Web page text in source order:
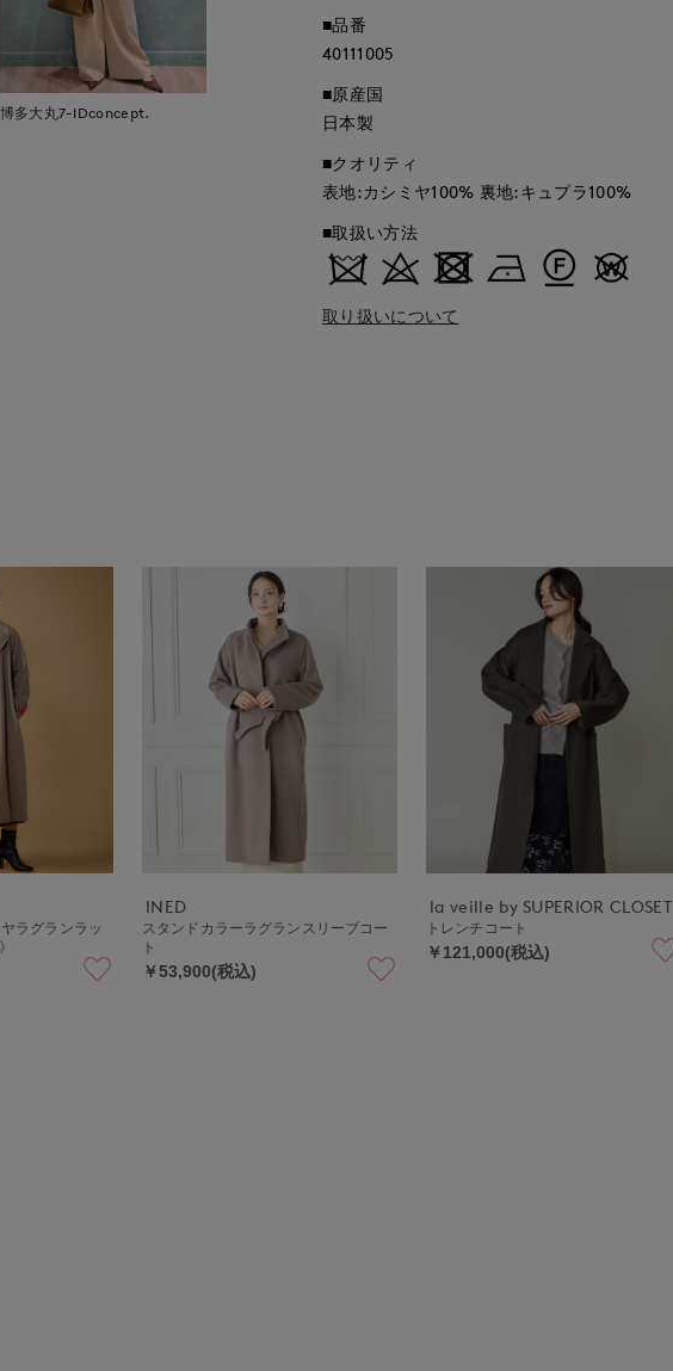
博多大丸7-IDconcept.
■品番
40111005
■原産国
日本製
■クオリティ
表地:カシミヤ100% 裏地:キュプラ100%
■取扱い方法
取り扱いについて
ヤラグランラッ
INED
スタンドカラーラグランスリーブコー
ト
￥53,900(税込)
la veille by SUPERIOR CLOSET
トレンチコート
￥121,000(税込)